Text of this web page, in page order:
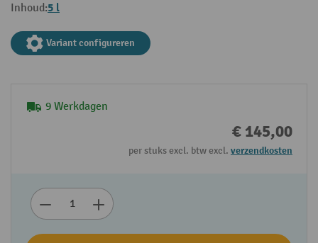
Inhoud:5 l
Variant configureren
9 Werkdagen
€ 145,00
per stuks excl. btw excl. verzendkosten